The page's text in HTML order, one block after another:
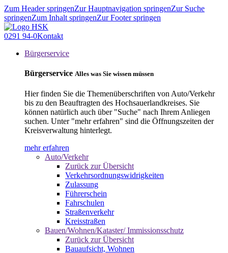
Zum Header springenZur Hauptnavigation springenZur Suche
springenZum Inhalt springenZur Footer springen
0291 94-0Kontakt
Bürgerservice
Bürgerservice Alles was Sie wissen müssen
Hier finden Sie die Themenüberschriften von Auto/Verkehr
bis zu den Beauftragten des Hochsauerlandkreises. Sie
können natürlich auch über "Suche" nach Ihrem Anliegen
suchen. Unter "mehr erfahren" sind die Öffnungszeiten der
Kreisverwaltung hinterlegt.
mehr erfahren
Auto/Verkehr
Zurück zur Übersicht
Verkehrsordnungswidrigkeiten
Zulassung
Führerschein
Fahrschulen
Straßenverkehr
Kreisstraßen
Bauen/Wohnen/Kataster/ Immissionsschutz
Zurück zur Übersicht
Bauaufsicht, Wohnen